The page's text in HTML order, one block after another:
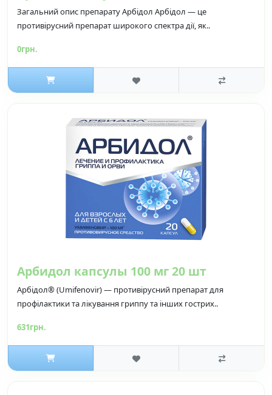
Загальний опис препарату Арбідол Арбідол — це
противірусний препарат широкого спектра дії, як..
0грн.
Арбидол капсулы 100 мг 20 шт
Арбідол® (Umifenovir) — противірусний препарат для
профілактики та лікування гриппу та інших гострих..
631грн.